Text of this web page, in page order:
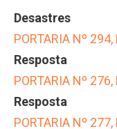
Desastres
PORTARIA Nº 294,
Resposta
PORTARIA Nº 276,
Resposta
PORTARIA Nº 277,